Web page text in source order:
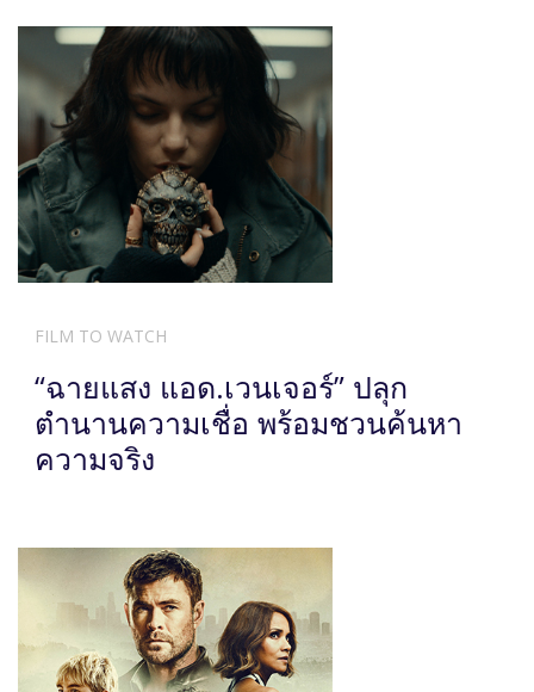
FILM TO WATCH
“ฉายแสง แอด.เวนเจอร์” ปลุก
ตำนานความเชื่อ พร้อมชวนค้นหา
ความจริง